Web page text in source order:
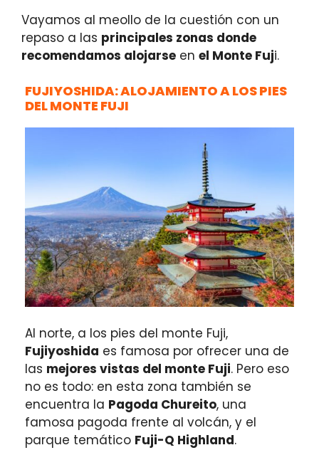
Vayamos al meollo de la cuestión con un
repaso a las principales zonas donde
recomendamos alojarse en el Monte Fuji.
FUJIYOSHIDA: ALOJAMIENTO A LOS PIES
DEL MONTE FUJI
Al norte, a los pies del monte Fuji,
Fujiyoshida es famosa por ofrecer una de
las mejores vistas del monte Fuji. Pero eso
no es todo: en esta zona también se
encuentra la Pagoda Chureito, una
famosa pagoda frente al volcán, y el
parque temático Fuji-Q Highland.